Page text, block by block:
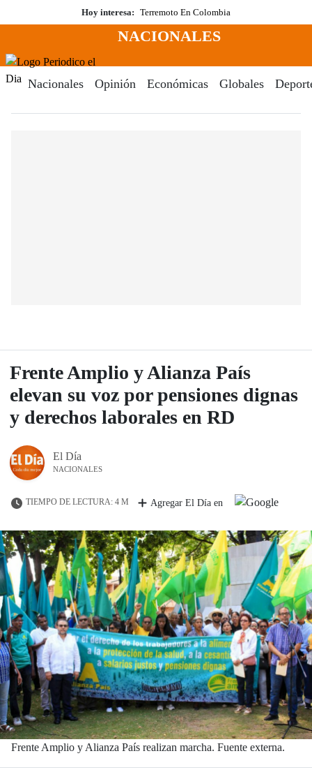
al
Hoy interesa: Terremoto En Colombia
Menú
NACIONALES
Nacionales Opinión Económicas Globales
Frente Amplio y Alianza País
elevan su voz por pensiones dignas
y derechos laborales en RD
El Día
NACIONALES
TIEMPO DE LECTURA: 4 M Agregar El Día en
Frente Amplio y Alianza País realizan marcha. Fuente externa.